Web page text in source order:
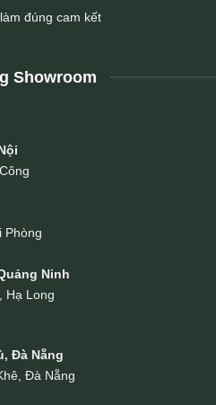
đúng cam kết
Showroom
Phòng
Ninh
Hạ Long
Đà Nẵng
Đà Nẵng